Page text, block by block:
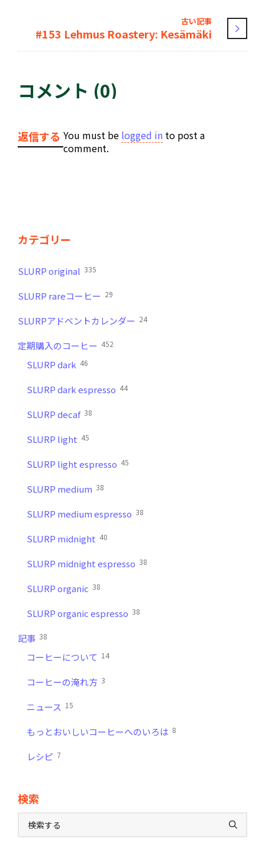
古い記事
#153 Lehmus Roastery: Kesämäki
コメント (0)
返信する You must be logged in to post a
comment.
カテゴリー
SLURP original 335
SLURP rareコーヒー 29
SLURPアドベントカレンダー 24
定期購入のコーヒー 452
SLURP dark 46
SLURP dark espresso 44
SLURP decaf 38
SLURP light 45
SLURP light espresso 45
SLURP medium 38
SLURP medium espresso 38
SLURP midnight 40
SLURP midnight espresso 38
SLURP organic 38
SLURP organic espresso 38
記事 38
コーヒーについて 14
コーヒーの淹れ方 3
ニュース 15
もっとおいしいコーヒーへのいろは 8
レシピ 7
検索